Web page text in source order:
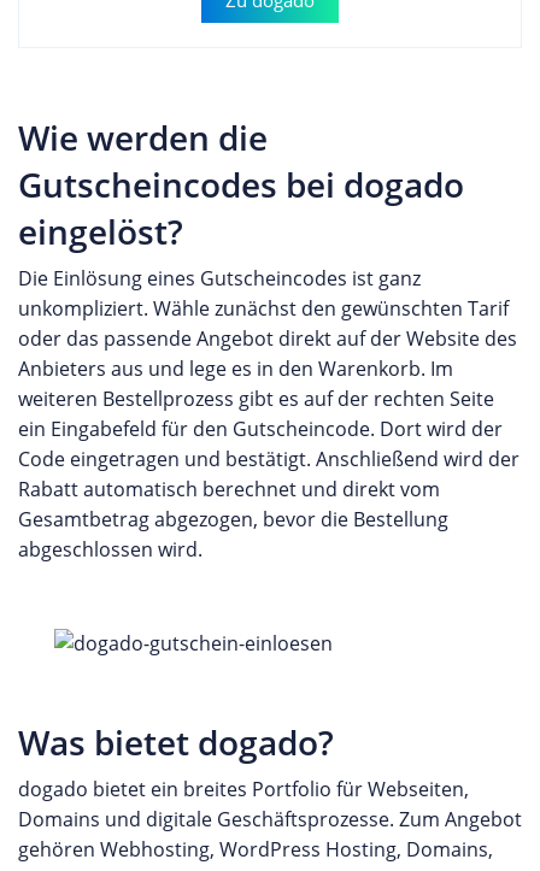
Wie werden die
Gutscheincodes bei dogado
eingelöst?
Die Einlösung eines Gutscheincodes ist ganz
unkompliziert. Wähle zunächst den gewünschten Tarif
oder das passende Angebot direkt auf der Website des
Anbieters aus und lege es in den Warenkorb. Im
weiteren Bestellprozess gibt es auf der rechten Seite
ein Eingabefeld für den Gutscheincode. Dort wird der
Code eingetragen und bestätigt. Anschließend wird der
Rabatt automatisch berechnet und direkt vom
Gesamtbetrag abgezogen, bevor die Bestellung
abgeschlossen wird.
Was bietet dogado?
dogado bietet ein breites Portfolio für Webseiten,
Domains und digitale Geschäftsprozesse. Zum Angebot
gehören Webhosting, WordPress Hosting, Domains,